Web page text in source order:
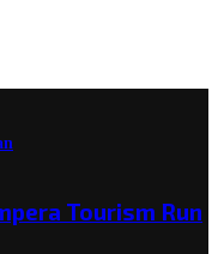
Tourism Run